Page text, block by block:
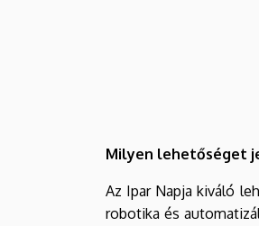
Milyen lehetőséget
Az Ipar Napja kiváló
robotika és